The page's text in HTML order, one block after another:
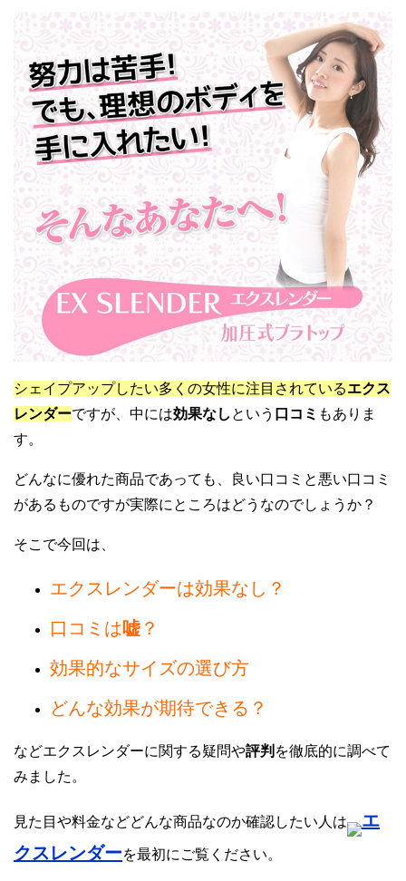
シェイプアップしたい多くの女性に注目されているエクス
レンダーですが、中には効果なし という 口コミ もありま
す。
どんなに優れた商品であっても、良い口コミと悪い口コミ
があるものですが実際にところはどうなのでしょうか？
そこで今回は、
エクスレンダーは効果なし？
口コミは 嘘 ？
効果的なサイズの選び方
どんな効果が期待できる？
などエクスレンダーに関する疑問や評判 を徹底的に調べて
みました。
見た目や料金などどんな商品なのか確認したい人は
エ
クスレンダーを最初にご覧ください。